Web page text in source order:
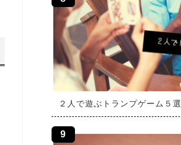
２人で遊ぶトランプゲーム５選